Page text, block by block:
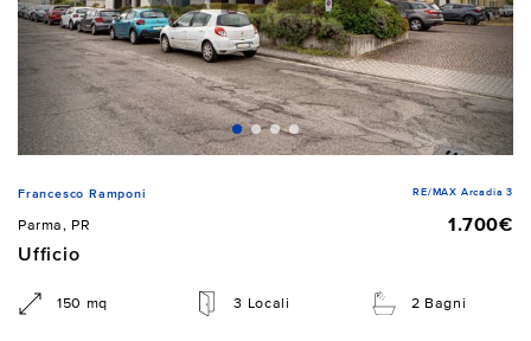
Francesco Ramponi RE/MAX Arcadia 3
Parma, PR
1.700€
Ufficio
150 mq 3 Locali 2 Bagni